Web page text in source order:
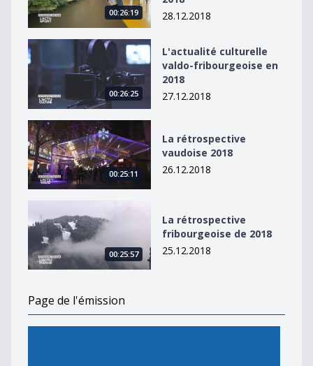
00:26:19
28.12.2018
L&#039;actualité culturelle valdo-fribourgeoise en
00:26:25
L'actualité culturelle
valdo-fribourgeoise en
2018
27.12.2018
La rétrospective vaudoise 2018
00:25:11
La rétrospective
vaudoise 2018
26.12.2018
00:25:57
La rétrospective
fribourgeoise de 2018
25.12.2018
Page de l'émission